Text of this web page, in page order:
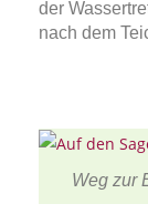
der
nach dem
Weg zur